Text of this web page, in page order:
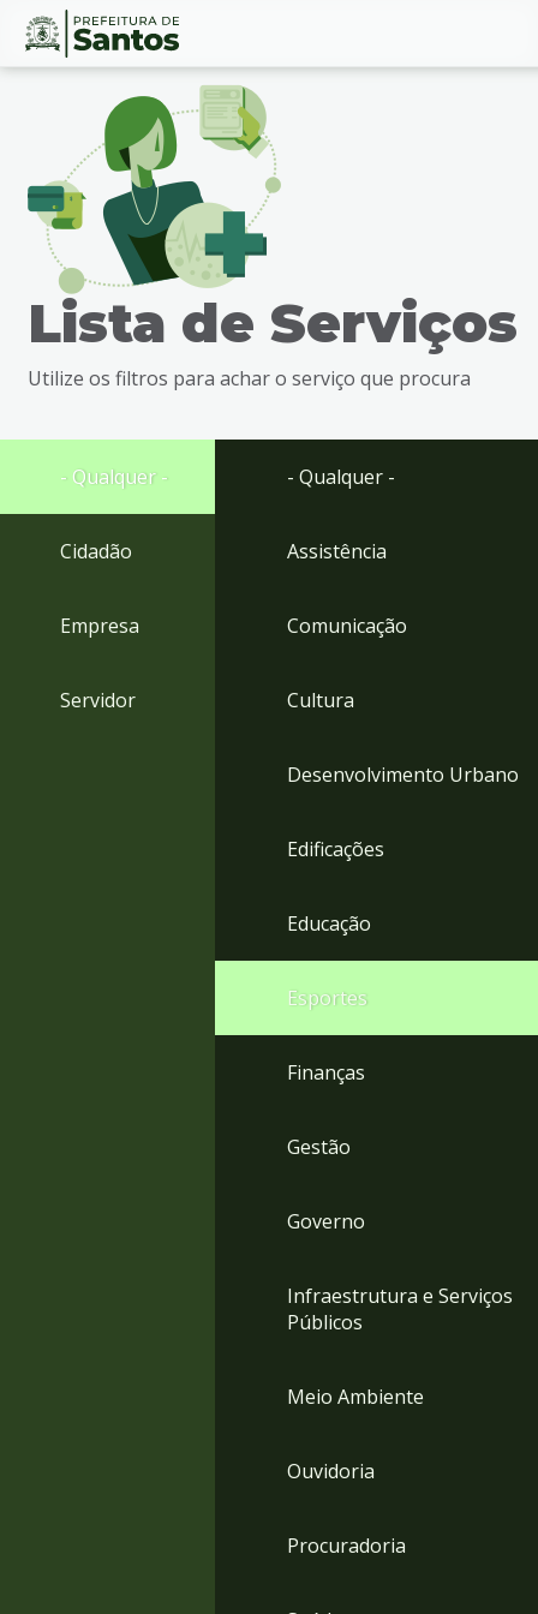
Ir
busca
Ir
rodapé
Conteúdo
Lista de Serviços
Utilize os filtros para achar o serviço que procura
- Qualquer -
Cidadão
Empresa
Servidor
- Qualquer -
Assistência
Comunicação
Cultura
Desenvolvimento Urbano
Edificações
Educação
Esportes
Finanças
Gestão
Governo
Infraestrutura e Serviços
Públicos
Meio Ambiente
Ouvidoria
Procuradoria